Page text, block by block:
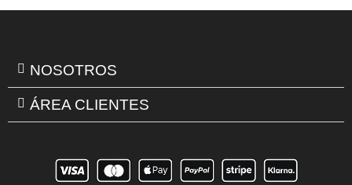
NOSOTROS
ÁREA CLIENTES